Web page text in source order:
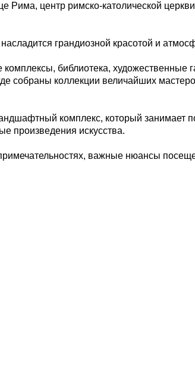
Рима, центр римско-католической
грандиозной красотой и
библиотека,
собраны коллекции величайших
комплекс, который занимает
произведения искусства.
важные нюансы